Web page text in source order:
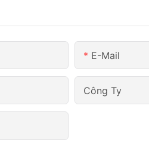
E-Mail
Công Ty